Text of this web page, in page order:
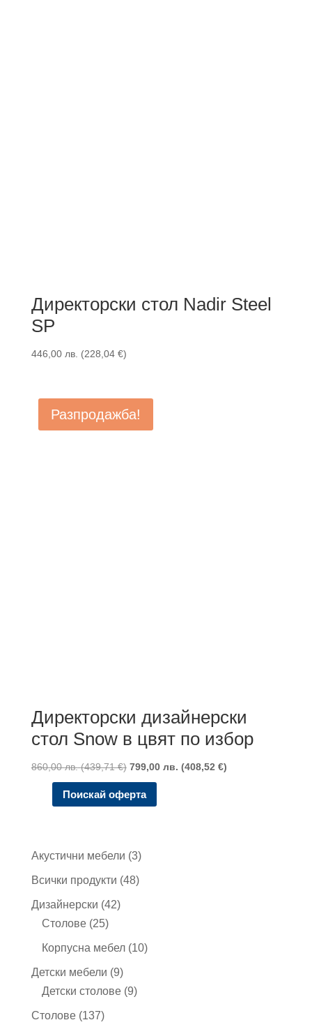
Директорски стол Nadir Steel
SP
446,00 лв. (228,04 €)
Разпродажба!
Директорски дизайнерски
стол Snow в цвят по избор
860,00лв. (439,71€) 799,00 лв. (408,52 €)
Поискай оферта
Акустични мебели 33
продукта
Всички продукти 4848
Дизайнерски 4242
Столове 2525
продукта
Корпусна мебел 1010
Детски мебели 99
продукта
Детски столове 99
Столове 137137